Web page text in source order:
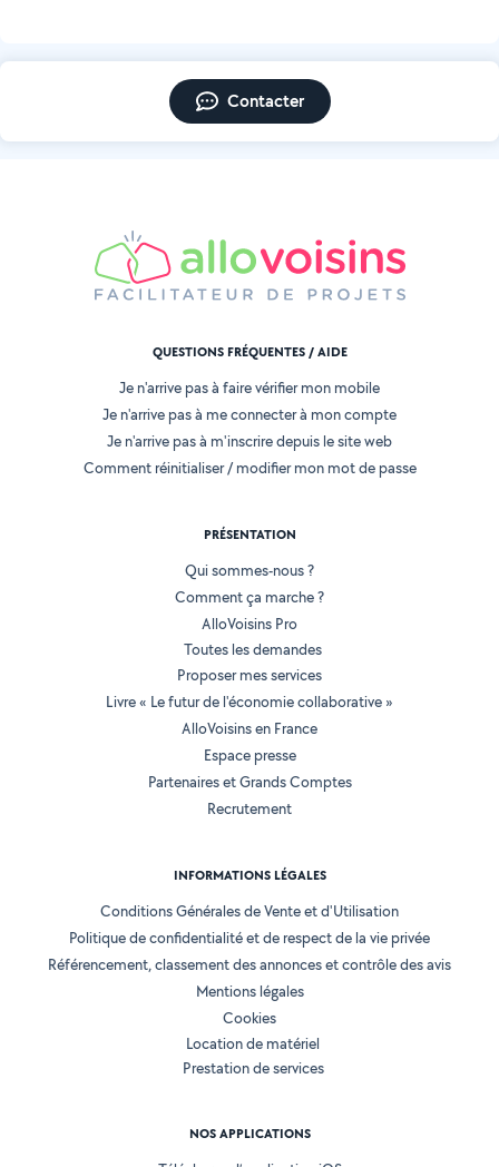
Contacter
QUESTIONS FRÉQUENTES / AIDE
Je n'arrive pas à faire vérifier mon mobile
Je n'arrive pas à me connecter à mon compte
Je n'arrive pas à m'inscrire depuis le site web
Comment réinitialiser / modifier mon mot de passe
PRÉSENTATION
Qui sommes-nous ?
Comment ça marche ?
AlloVoisins Pro
Toutes les demandes
Proposer mes services
Livre « Le futur de l'économie collaborative »
AlloVoisins en France
Espace presse
Partenaires et Grands Comptes
Recrutement
INFORMATIONS LÉGALES
Conditions Générales de Vente et d'Utilisation
Politique de confidentialité et de respect de la vie privée
Référencement, classement des annonces et contrôle des avis
Mentions légales
Cookies
Location de matériel
Prestation de services
NOS APPLICATIONS